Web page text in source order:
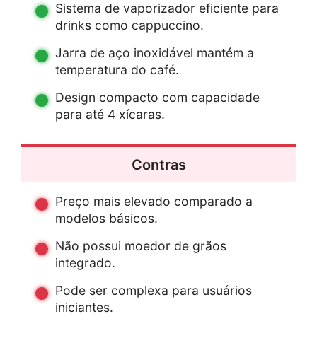
Sistema de vaporizador eficiente para
drinks como cappuccino.
Jarra de aço inoxidável mantém a
temperatura do café.
Design compacto com capacidade
para até 4 xícaras.
Contras
Preço mais elevado comparado a
modelos básicos.
Não possui moedor de grãos
integrado.
Pode ser complexa para usuários
iniciantes.